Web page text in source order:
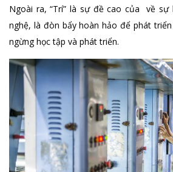
Ngoài ra, “Trí” là sự đề cao của về sự
nghệ, là đòn bẩy hoàn hảo để phát
ngừng học tập và phát triển.